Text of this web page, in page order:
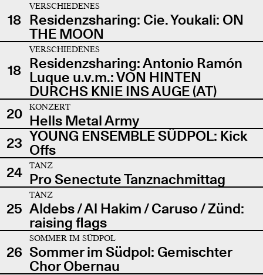
18
VERSCHIEDENES
Residenzsharing: Cie. Youkali: ON
THE MOON
18
VERSCHIEDENES
Residenzsharing: Antonio Ramón
Luque u.v.m.: VON HINTEN
DURCHS KNIE INS AUGE (AT)
20
KONZERT
Hells Metal Army
23 YOUNG ENSEMBLE SÜDPOL: Kick
Offs
24
TANZ
Pro Senectute Tanznachmittag
25
TANZ
Aldebs / Al Hakim / Caruso / Zünd:
raising flags
26
SOMMER IM SÜDPOL
Sommer im Südpol: Gemischter
Chor Obernau